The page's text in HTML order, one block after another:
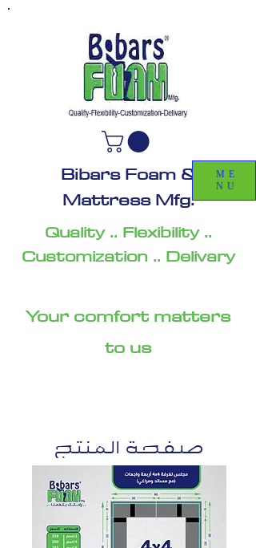
Bibars Foam &
Mattress Mfg.
Quality .. Flexibility ..
Customization .. Delivary
Your comfort matters
to us
ME
NU
صفحة المنتج